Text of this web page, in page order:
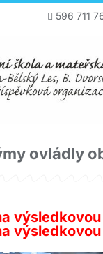
596 711
ovládly